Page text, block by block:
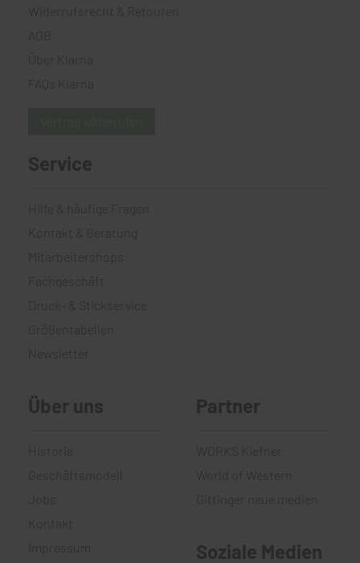
Widerrufsrecht & Retouren
AGB
FAQs Klarna
Service
Hilfe & häufige Fragen
Kontakt & Beratung
Fachgeschäft
Druck- & Stickservice
Größentabellen
Newsletter
Über uns
Geschäftsmodell
Kontakt
Impressum
Partner
World of Western
Gittinger neue medien
Soziale Medien